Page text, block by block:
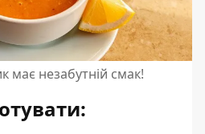
має незабутній смак!